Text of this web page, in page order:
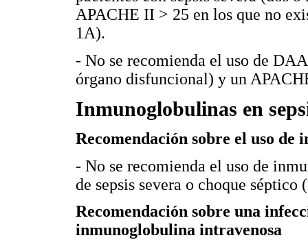
APACHE II > 25 en los que no
1A).
- No se recomienda el uso de
órgano disfuncional) y un
Inmunoglobulinas en
Recomendación sobre el uso
- No se recomienda el uso de
de sepsis severa o choque séptico
Recomendación sobre una
inmunoglobulina intravenosa